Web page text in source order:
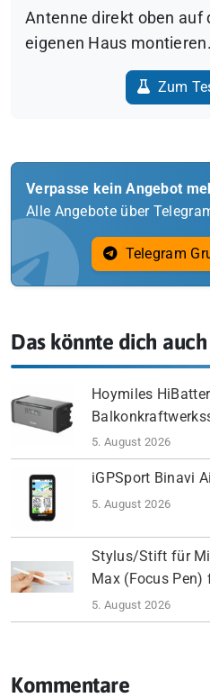
Antenne direkt oben auf
eigenen Haus montieren.
Zum
Verpasse kein Angebot
Alle Angebote über
Telegram
Das könnte dich
Hoymiles
5. August 2026
iGPSport Binavi
5. August 2026
Stylus/Stift für
Max (Focus Pen)
5. August 2026
Kommentare